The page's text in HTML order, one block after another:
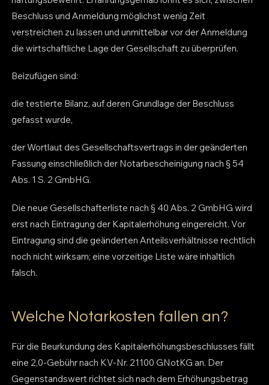
Beschluss und Anmeldung möglichst wenig Zeit
verstreichen zu lassen und unmittelbar vor der Anmeldung
die wirtschaftliche Lage der Gesellschaft zu überprüfen.
Beizufügen sind:
die testierte Bilanz, auf deren Grundlage der Beschluss
gefasst wurde,
der Wortlaut des Gesellschaftsvertrags in der geänderten
Fassung einschließlich der Notarbescheinigung nach § 54
Abs. 1 S. 2 GmbHG.
Die neue Gesellschafterliste nach § 40 Abs. 2 GmbHG wird
erst nach Eintragung der Kapitalerhöhung eingereicht. Vor
Eintragung sind die geänderten Anteilsverhältnisse rechtlich
noch nicht wirksam; eine vorzeitige Liste wäre inhaltlich
falsch.
Welche Notarkosten fallen an?
Für die Beurkundung des Kapitalerhöhungsbeschlusses fällt
eine 2,0-Gebühr nach KV-Nr. 21100 GNotKG an. Der
Gegenstandswert richtet sich nach dem Erhöhungsbetrag